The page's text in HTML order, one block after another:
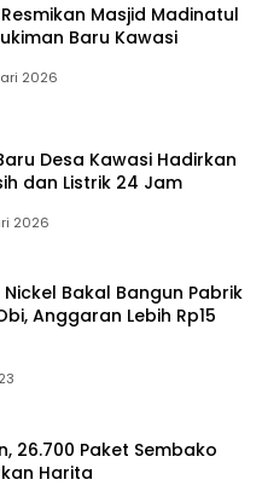
Masjid Madinatul
Baru Kawasi
2026
Desa Kawasi Hadirkan
dan Listrik 24 Jam
2026
Nickel Bakal Bangun Pabrik
Anggaran Lebih Rp15
Harita